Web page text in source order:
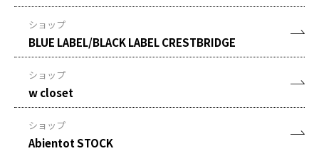
ショップ
BLUE LABEL/BLACK LABEL CRESTBRIDGE
ショップ
w closet
ショップ
Abientot STOCK